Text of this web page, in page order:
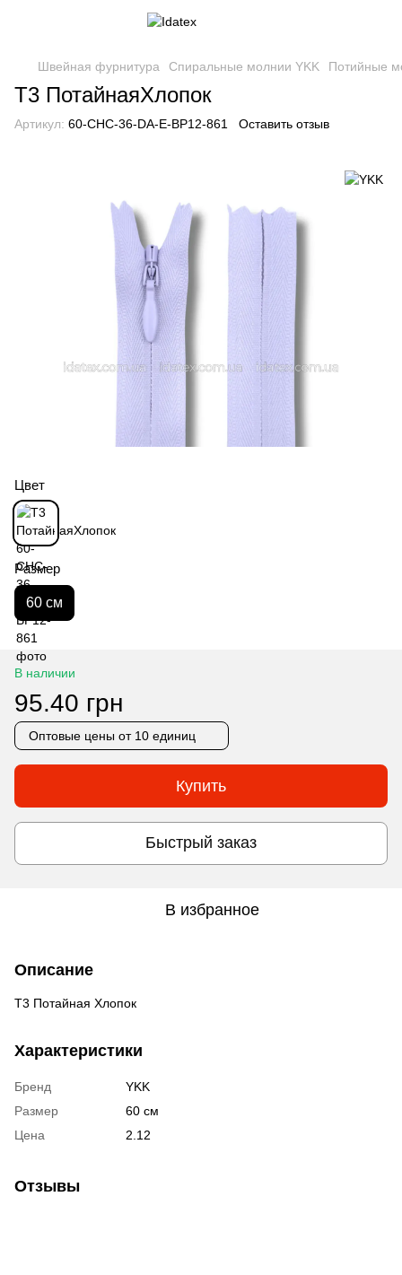
Швейная фурнитура Спиральные молнии YKK Потийные
Т3 ПотайнаяХлопок
Артикул: 60-CHC-36-DA-E-BP12-861 Оставить отзыв
Цвет
Размер
60 см
В наличии
95.40 грн
Оптовые цены от 10 единиц
Купить
Быстрый заказ
В избранное
Описание
Т3 Потайная Хлопок
Характеристики
Бренд
YKK
Размер
60 см
Цена
2.12
Отзывы